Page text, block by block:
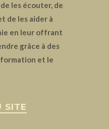
les écouter, de
de les aider à
en leur offrant
grâce à des
et le
SITE